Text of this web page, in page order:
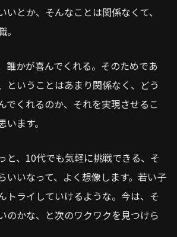
いとか、そんなことは関係なくて、
誰かが喜んでくれる。そのためであ
ということはあまり関係なく、どう
でくれるのか、それを実現させるこ
ます。
と、10代でも気軽に挑戦できる、そ
いいなって、よく想像します。若い子
トライしていけるような。今は、そ
のかな、と次のワクワクを見つけら